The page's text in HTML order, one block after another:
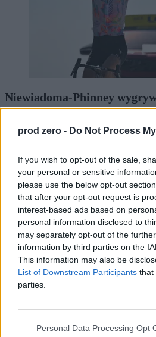
prod zero - Do Not Process
If you wish to opt-out of the sale,
your personal or sensitive
please use the below opt-out
that after your opt-out request is
interest-based ads based on
personal information disclosed to
may separately opt-out of the
information by third parties on the
This information may also be
List of Downstream Participants that
parties.
Personal Data Processing Opt
Niewiadoma-Phinney
Ventoux. Polka liderką Tour
Katarzyna Niewiadoma-Phinney
została nową liderką klasyfikacji
etapowe zwycięstwo od 2019 r. Ósma
Włodarczyk (UAE Team ADQ),
Tomasz Pałasz
Dzisiaj 19:27
3 min
Reklama
Reklama